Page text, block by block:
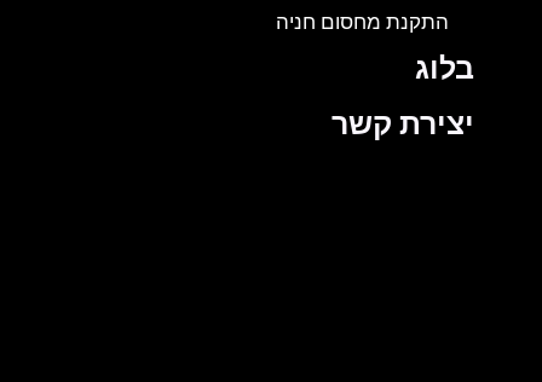
התקנת מחסום חניה
בלוג
יצירת קשר